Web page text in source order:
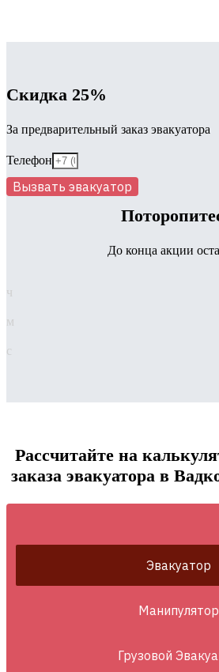
Скидка 25%
За предварительный заказ эвакуатора
Телефон
Вызвать эвакуатор
До конца акции
ч
м
с
Рассчитайте на
заказа эвакуатора в
Эвакуатор
Манипулятор
Грузовой